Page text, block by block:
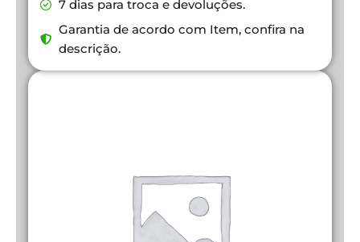
7 dias para troca e devoluções.
Garantia de acordo com Item, confira na
descrição.